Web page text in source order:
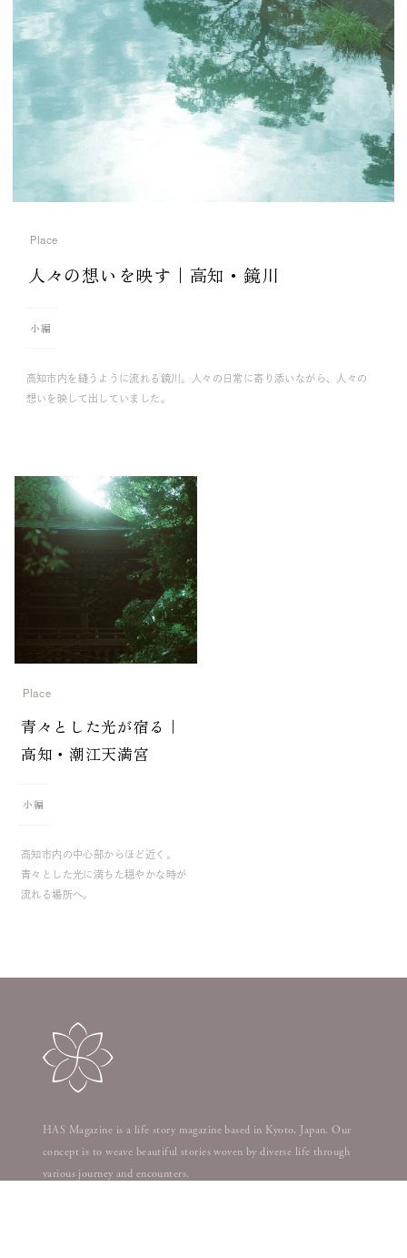
Place
人々の想いを映す｜高知・鏡川
小編
高知市内を縫うように流れる鏡川。人々の日常に寄り添いながら、人々の
想いを映して出していました。
Place
青々とした光が宿る｜
高知・潮江天満宮
小編
高知市内の中心部からほど近く。
青々とした光に満ちた穏やかな時が
流れる場所へ。
HAS Magazine is a life story magazine based in Kyoto, Japan. Our
concept is to weave beautiful stories woven by diverse life through
various journey and encounters.